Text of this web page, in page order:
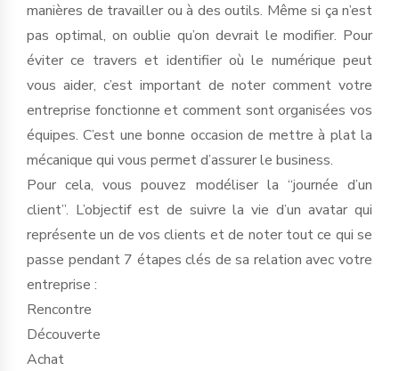
manières de travailler ou à des outils. Même si ça n’est
pas optimal, on oublie qu’on devrait le modifier. Pour
éviter ce travers et identifier où le numérique peut
vous aider, c’est important de noter comment votre
entreprise fonctionne et comment sont organisées vos
équipes. C’est une bonne occasion de mettre à plat la
mécanique qui vous permet d’assurer le business.
Pour cela, vous pouvez modéliser la “journée d’un
client”. L’objectif est de suivre la vie d’un avatar qui
représente un de vos clients et de noter tout ce qui se
passe pendant 7 étapes clés de sa relation avec votre
entreprise :
Rencontre
Découverte
Achat